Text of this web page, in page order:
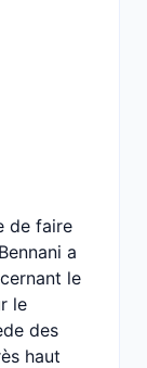
de faire
a
le
le
des
haut